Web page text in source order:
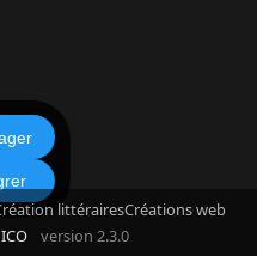
littérairesCréations web
ICO version 2.3.0